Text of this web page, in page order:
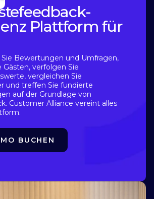
Plattform für
Sie Bewertungen und Umfragen,
Gästen, verfolgen Sie
vergleichen Sie
und treffen Sie fundierte
auf der Grundlage von
Customer Alliance vereint alles
BUCHEN